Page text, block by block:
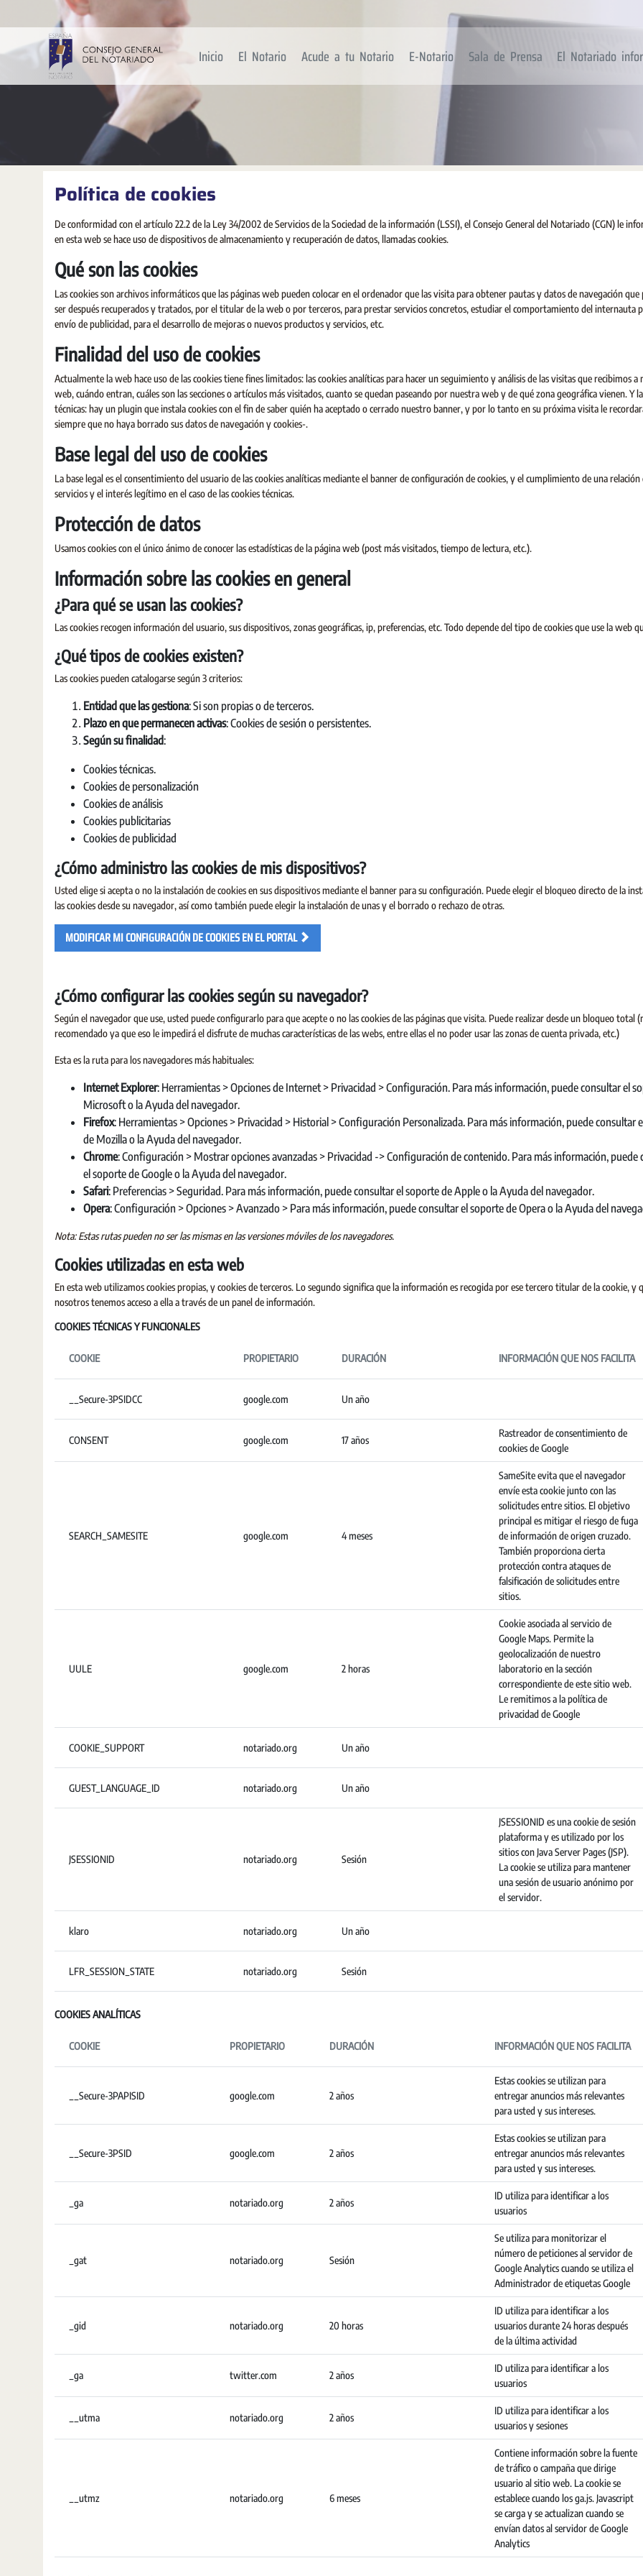
Saltar al contenido principal
Inicio El Notario Acude a tu Notario E-Notario Sala de Prensa El Notariado
Política de cookies
De conformidad con el artículo 22.2 de la Ley 34/2002 de Servicios de la Sociedad de la información (LSSI), el Consejo General del Notariado (CGN) le
en esta web se hace uso de dispositivos de almacenamiento y recuperación de datos, llamadas cookies.
Qué son las cookies
Las cookies son archivos informáticos que las páginas web pueden colocar en el ordenador que las visita para obtener pautas y datos de navegación que
ser después recuperados y tratados, por el titular de la web o por terceros, para prestar servicios concretos, estudiar el comportamiento del internauta
envío de publicidad, para el desarrollo de mejoras o nuevos productos y servicios, etc.
Finalidad del uso de cookies
Actualmente la web hace uso de las cookies tiene fines limitados: las cookies analíticas para hacer un seguimiento y análisis de las visitas que recibimos a
web, cuándo entran, cuáles son las secciones o artículos más visitados, cuanto se quedan paseando por nuestra web y de qué zona geográfica vienen. Y
técnicas: hay un plugin que instala cookies con el fin de saber quién ha aceptado o cerrado nuestro banner, y por lo tanto en su próxima visita le
siempre que no haya borrado sus datos de navegación y cookies-.
Base legal del uso de cookies
La base legal es el consentimiento del usuario de las cookies analíticas mediante el banner de configuración de cookies, y el cumplimiento de una relación
servicios y el interés legítimo en el caso de las cookies técnicas.
Protección de datos
Usamos cookies con el único ánimo de conocer las estadísticas de la página web (post más visitados, tiempo de lectura, etc.).
Información sobre las cookies en general
¿Para qué se usan las cookies?
Las cookies recogen información del usuario, sus dispositivos, zonas geográficas, ip, preferencias, etc. Todo depende del tipo de cookies que use la web
¿Qué tipos de cookies existen?
Las cookies pueden catalogarse según 3 criterios:
Entidad que las gestiona: Si son propias o de terceros.
Plazo en que permanecen activas: Cookies de sesión o persistentes.
Según su finalidad:
Cookies técnicas.
Cookies de personalización
Cookies de análisis
Cookies publicitarias
Cookies de publicidad
¿Cómo administro las cookies de mis dispositivos?
Usted elige si acepta o no la instalación de cookies en sus dispositivos mediante el banner para su configuración. Puede elegir el bloqueo directo de la
las cookies desde su navegador, así como también puede elegir la instalación de unas y el borrado o rechazo de otras.
MODIFICAR MI CONFIGURACIÓN DE COOKIES EN EL PORTAL
¿Cómo configurar las cookies según su navegador?
Según el navegador que use, usted puede configurarlo para que acepte o no las cookies de las páginas que visita. Puede realizar desde un bloqueo total
recomendado ya que eso le impedirá el disfrute de muchas características de las webs, entre ellas el no poder usar las zonas de cuenta privada, etc.)
Esta es la ruta para los navegadores más habituales:
Internet Explorer: Herramientas > Opciones de Internet > Privacidad > Configuración. Para más información, puede consultar el
Microsoft o la Ayuda del navegador.
Firefox: Herramientas > Opciones > Privacidad > Historial > Configuración Personalizada. Para más información, puede consultar
de Mozilla o la Ayuda del navegador.
Chrome: Configuración > Mostrar opciones avanzadas > Privacidad -> Configuración de contenido. Para más información, puede
el soporte de Google o la Ayuda del navegador.
Safari: Preferencias > Seguridad. Para más información, puede consultar el soporte de Apple o la Ayuda del navegador.
Opera: Configuración > Opciones > Avanzado > Para más información, puede consultar el soporte de Opera o la Ayuda del
Nota: Estas rutas pueden no ser las mismas en las versiones móviles de los navegadores.
Cookies utilizadas en esta web
En esta web utilizamos cookies propias, y cookies de terceros. Lo segundo significa que la información es recogida por ese tercero titular de la cookie, y
nosotros tenemos acceso a ella a través de un panel de información.
COOKIES TÉCNICAS Y FUNCIONALES
COOKIE PROPIETARIO DURACIÓN INFORMACIÓN QUE NOS FACILITA
__Secure-3PSIDCC google.com Un año
CONSENT google.com 17 años
Rastreador de consentimiento de
cookies de Google
SEARCH_SAMESITE google.com 4 meses
SameSite evita que el navegador
envíe esta cookie junto con las
solicitudes entre sitios. El objetivo
principal es mitigar el riesgo de fuga
de información de origen cruzado.
También proporciona cierta
protección contra ataques de
falsificación de solicitudes entre
sitios.
UULE google.com 2 horas
Cookie asociada al servicio de
Google Maps. Permite la
geolocalización de nuestro
laboratorio en la sección
correspondiente de este sitio web.
Le remitimos a la política de
privacidad de Google
COOKIE_SUPPORT notariado.org Un año
GUEST_LANGUAGE_ID notariado.org Un año
JSESSIONID notariado.org Sesión
JSESSIONID es una cookie de sesión
plataforma y es utilizado por los
sitios con Java Server Pages (JSP).
La cookie se utiliza para mantener
una sesión de usuario anónimo por
el servidor.
klaro notariado.org Un año
LFR_SESSION_STATE notariado.org Sesión
COOKIES ANALÍTICAS
COOKIE PROPIETARIO DURACIÓN INFORMACIÓN QUE NOS FACILITA
__Secure-3PAPISID google.com 2 años
Estas cookies se utilizan para
entregar anuncios más relevantes
para usted y sus intereses.
__Secure-3PSID google.com 2 años
Estas cookies se utilizan para
entregar anuncios más relevantes
para usted y sus intereses.
_ga notariado.org 2 años
ID utiliza para identificar a los
usuarios
_gat notariado.org Sesión
Se utiliza para monitorizar el
número de peticiones al servidor de
Google Analytics cuando se utiliza el
Administrador de etiquetas Google
_gid notariado.org 20 horas
ID utiliza para identificar a los
usuarios durante 24 horas después
de la última actividad
_ga twitter.com 2 años
ID utiliza para identificar a los
usuarios
__utma notariado.org 2 años
ID utiliza para identificar a los
usuarios y sesiones
__utmz notariado.org 6 meses
Contiene información sobre la fuente
de tráfico o campaña que dirige
usuario al sitio web. La cookie se
establece cuando los ga.js. Javascript
se carga y se actualizan cuando se
envían datos al servidor de Google
Analytics